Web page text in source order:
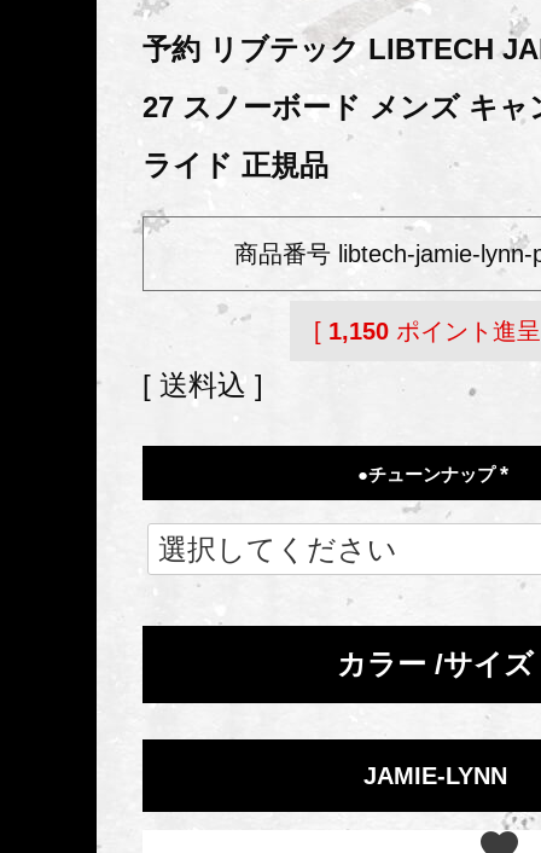
予約 リブテック LIBTECH
27 スノーボード メンズ キャ
ライド 正規品
商品番号 libtech-jamie-lynn-
[ 1,150 ポイント進
送料込
●チューンナップ
須
カラー サイズ
JAMIE-LYNN